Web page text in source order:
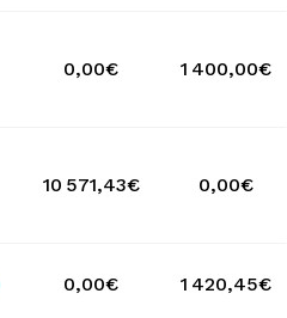
0,00€ 1 400,00€
10 571,43€ 0,00€
0,00€ 1 420,45€